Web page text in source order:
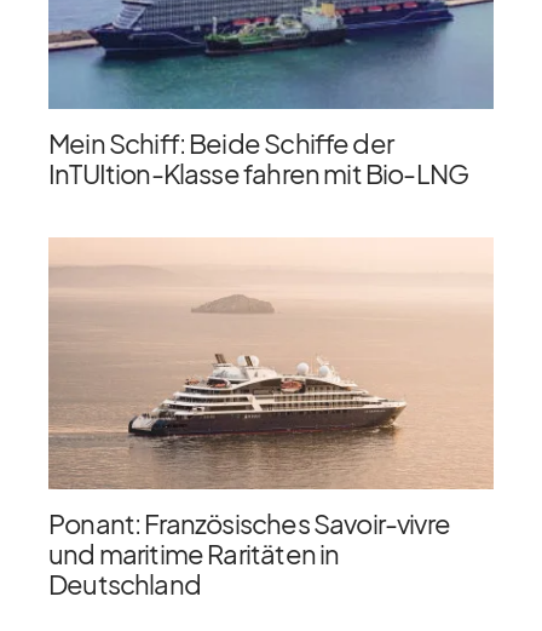
Mein Schiff: Beide Schiffe der
InTUItion-Klasse fahren mit Bio-LNG
Ponant: Französisches Savoir-vivre
und maritime Raritäten in
Deutschland